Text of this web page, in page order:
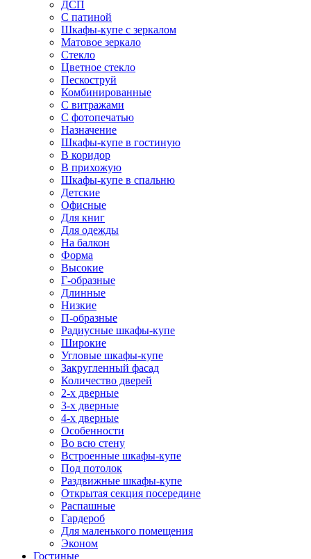
ДСП
С патиной
Шкафы-купе с зеркалом
Матовое зеркало
Стекло
Цветное стекло
Пескоструй
Комбинированные
С витражами
С фотопечатью
Назначение
Шкафы-купе в гостиную
В коридор
В прихожую
Шкафы-купе в спальню
Детские
Офисные
Для книг
Для одежды
На балкон
Форма
Высокие
Г-образные
Длинные
Низкие
П-образные
Радиусные шкафы-купе
Широкие
Угловые шкафы-купе
Закругленный фасад
Количество дверей
2-х дверные
3-х дверные
4-х дверные
Особенности
Во всю стену
Встроенные шкафы-купе
Под потолок
Раздвижные шкафы-купе
Открытая секция посередине
Распашные
Гардероб
Для маленького помещения
Эконом
Гостиные